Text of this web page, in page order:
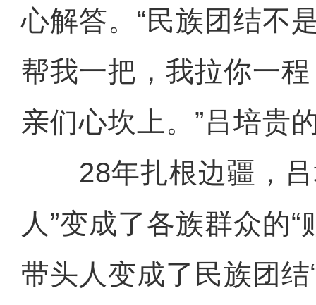
心解答。“民族团结不
帮我一把，我拉你一
亲们心坎上。”吕培贵
28年扎根边疆，吕
人”变成了各族群众的“
带头人变成了民族团结